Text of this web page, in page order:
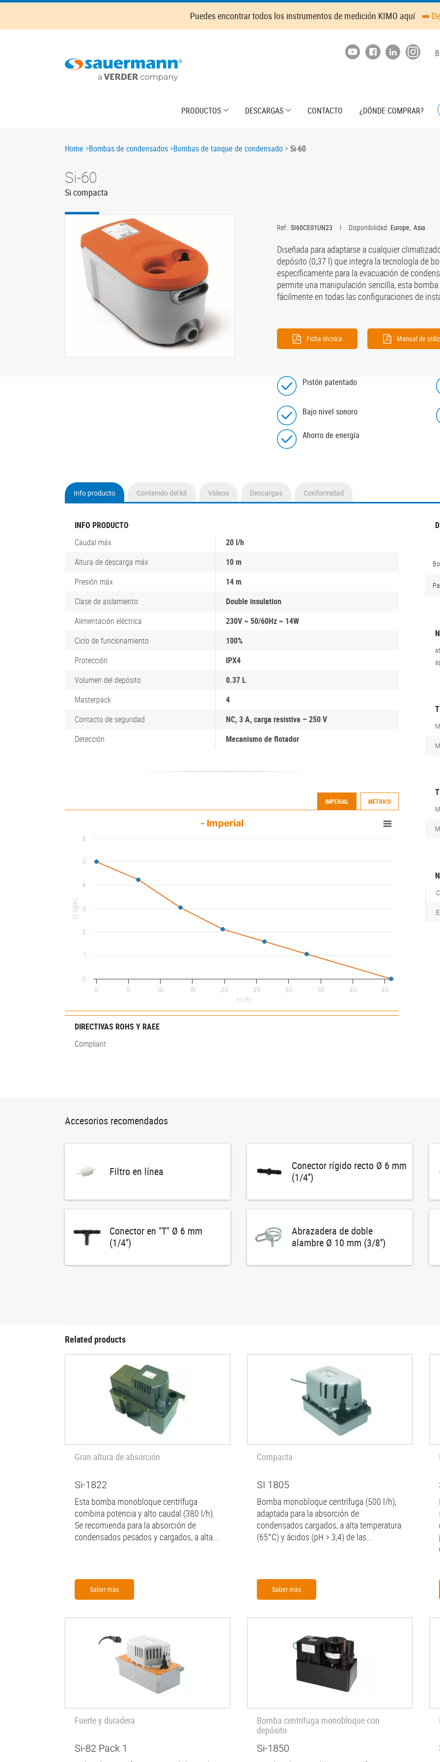
Skip
main
Puedes encontrar todos los instrumentos de medición KIMO aquí ➡️
PRODUCTOS DESCARGAS CONTACTO
¿DÓNDE COMPRAR?
Breadcrumb
Home Bombas de condensados Bombas de tanque de condensado Si-60
Si-60
Si compacta
Disponibilidad: Europe Asia
Ref.: SI60CE01UN23
Diseñada para adaptarse a cualquier
depósito (0,37 l) que integra la tecnología de
específicamente para la evacuación de
permite una manipulación sencilla, esta
fácilmente en todas las configuraciones de
Ficha técnica Manual de
Pistón patentado
Bajo nivel sonoro
Ahorro de energía
Info producto
(active
Contenido del kit Vídeos Descargas Conformidad
INFO PRODUCTO
Caudal máx
20 l/h
Altura de descarga máx
10 m
Presión máx
14 m
Clase de aislamiento
Double insulation
Alimentación eléctrica
230V ~ 50/60Hz ~ 14W
Ciclo de funcionamiento
100%
Protección
IPX4
Volumen del depósito
0.37 L
Masterpack
4
Contacto de seguridad
NC, 3 A, carga resistiva – 250 V
Detección
Mecanismo de flotador
IMPERIAL MÉTRICO
H (ft)
Q (gph)
- Imperial
0 5 10 15 20 25 30 35 40 45
0
1
2
3
4
5
6
DIRECTIVAS ROHS Y RAEE
Compliant
Accesorios recomendados
Filtro en línea
Conector rígido recto Ø 6 mm
(1/4'')
Conector en "T" Ø 6 mm
(1/4'')
Abrazadera de doble
alambre Ø 10 mm (3/8'')
Related products
Gran altura de absorción
Si-1822
Esta bomba monobloque centrífuga
combina potencia y alto caudal (380 l/h).
Se recomienda para la absorción de
condensados pesados y cargados, a alta...
Saber màs
Compacta
SI 1805
Bomba monobloque centrífuga (500 l/h),
adaptada para la absorción de
condensados cargados, a alta temperatura
(65°C) y ácidos (pH > 3,4) de las...
Saber màs
Fuerte y duradera
Si-82 Pack 1
Bomba centrífuga monobloque con
depósito
Si-1850